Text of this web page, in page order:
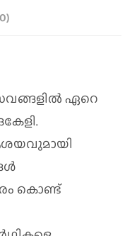
ഏറെ
കൊണ്ട്